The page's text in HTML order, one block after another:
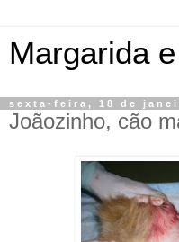
Margarida
sexta-feira, 18 de
Joãozinho, cão